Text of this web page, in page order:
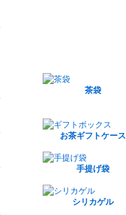
茶袋
お茶ギフトケース
手提げ袋
シリカゲル